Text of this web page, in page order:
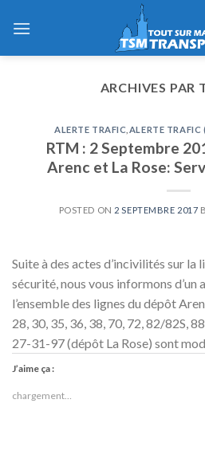
ARCHIVES PAR
ALERTE TRAFIC ALERTE TRAFIC
RTM : 2 Septembre
Arenc et La Rose:
POSTED ON 2 SEPTEMBRE 2017
Suite à des actes d’incivilités sur la
sécurité, nous vous informons d’un
l’ensemble des lignes du dépôt
28, 30, 35, 36, 38, 70, 72, 82/82S,
27-31-97 (dépôt La Rose) sont
J’aime ça :
chargement…